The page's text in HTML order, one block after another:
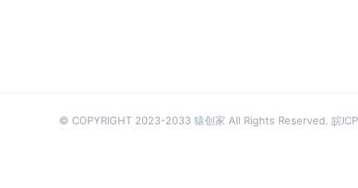
© COPYRIGHT 2023-2033 猿创家 All Rights Reserved. 皖